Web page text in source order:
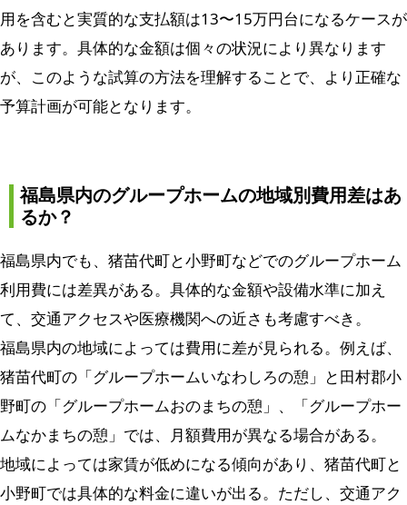
用を含むと実質的な支払額は13〜15万円台になるケースが
あります。具体的な金額は個々の状況により異なります
が、このような試算の方法を理解することで、より正確な
予算計画が可能となります。
福島県内のグループホームの地域別費用差はあ
るか？
福島県内でも、猪苗代町と小野町などでのグループホーム
利用費には差異がある。具体的な金額や設備水準に加え
て、交通アクセスや医療機関への近さも考慮すべき。
福島県内の地域によっては費用に差が見られる。例えば、
猪苗代町の「グループホームいなわしろの憩」と田村郡小
野町の「グループホームおのまちの憩」、「グループホー
ムなかまちの憩」では、月額費用が異なる場合がある。
地域によっては家賃が低めになる傾向があり、猪苗代町と
小野町では具体的な料金に違いが出る。ただし、交通アク